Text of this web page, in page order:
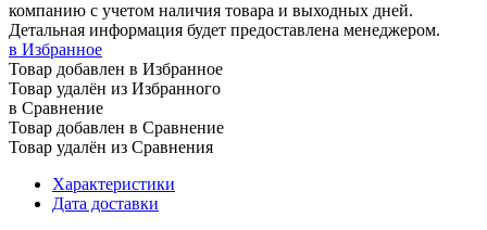
компанию с учетом наличия товара и выходных дней.
Детальная информация будет предоставлена менеджером.
в Избранное
Товар добавлен в Избранное
Товар удалён из Избранного
в Сравнение
Товар добавлен в Сравнение
Товар удалён из Сравнения
Характеристики
Дата доставки